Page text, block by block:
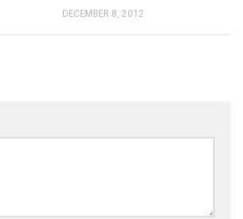
DECEMBER 8, 2012